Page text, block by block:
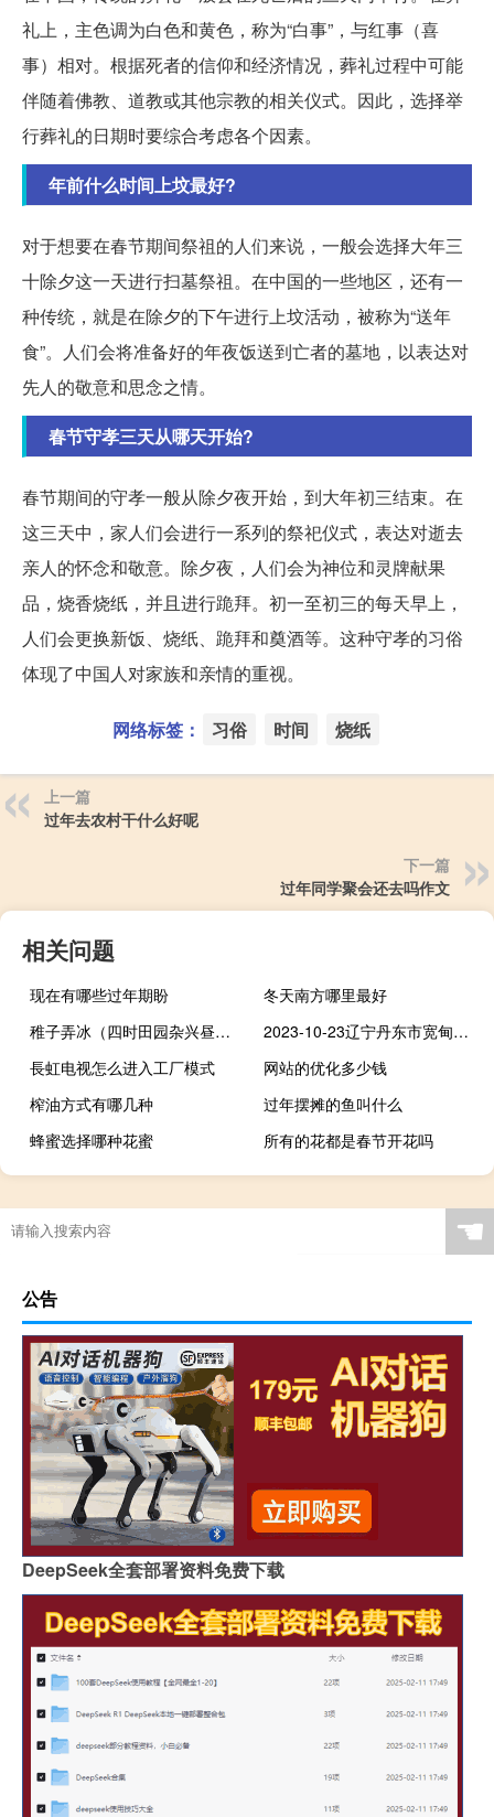
礼上，主色调为白色和黄色，称为“白事”，与红事（喜
事）相对。根据死者的信仰和经济情况，葬礼过程中可能
伴随着佛教、道教或其他宗教的相关仪式。因此，选择举
行葬礼的日期时要综合考虑各个因素。
年前什么时间上坟最好?
对于想要在春节期间祭祖的人们来说，一般会选择大年三
十除夕这一天进行扫墓祭祖。在中国的一些地区，还有一
种传统，就是在除夕的下午进行上坟活动，被称为“送年
食”。人们会将准备好的年夜饭送到亡者的墓地，以表达对
先人的敬意和思念之情。
春节守孝三天从哪天开始?
春节期间的守孝一般从除夕夜开始，到大年初三结束。在
这三天中，家人们会进行一系列的祭祀仪式，表达对逝去
亲人的怀念和敬意。除夕夜，人们会为神位和灵牌献果
品，烧香烧纸，并且进行跪拜。初一至初三的每天早上，
人们会更换新饭、烧纸、跪拜和奠酒等。这种守孝的习俗
体现了中国人对家族和亲情的重视。
网络标签： 习俗 时间 烧纸
上一篇
过年去农村干什么好呢
下一篇
过年同学聚会还去吗作文
相关问题
现在有哪些过年期盼
冬天南方哪里最好
稚子弄冰（四时田园杂兴昼出耘田夜绩麻）
2023-10-23辽宁丹东市宽甸满族自治县(大球盖菇)的报价是多少
長虹电视怎么进入工厂模式
网站的优化多少钱
榨油方式有哪几种
过年摆摊的鱼叫什么
蜂蜜选择哪种花蜜
所有的花都是春节开花吗
☚
公告
DeepSeek全套部署资料免费下载